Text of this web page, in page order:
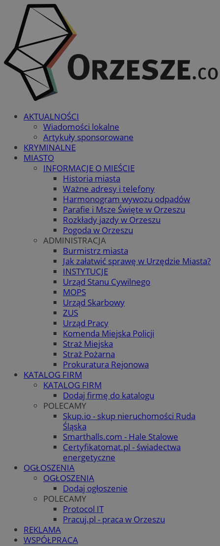
AKTUALNOŚCI
Wiadomości lokalne
Artykuły sponsorowane
KRYMINALNE
MIASTO
INFORMACJE O MIEŚCIE
Historia miasta
Ważne adresy i telefony
Harmonogram wywozu odpadów
Parafie i Msze Święte w Orzeszu
Rozkłady jazdy w Orzeszu
Pogoda w Orzeszu
ADMINISTRACJA
Burmistrz miasta
Jak załatwić sprawę w Urzędzie Miasta?
INSTYTUCJE
Urząd Stanu Cywilnego
MOPS
Urząd Skarbowy
ZUS
Urząd Pracy
Komenda Miejska Policji
Straż Miejska
Straż Pożarna
Prokuratura Rejonowa
KATALOG FIRM
KATALOG FIRM
Dodaj firmę do katalogu
POLECAMY
Skup.io - skup nieruchomości Ruda
Śląska
Smarthalls.com - Hale Stalowe
Certyfikatomat.pl - świadectwa
energetyczne
OGŁOSZENIA
OGŁOSZENIA
Dodaj ogłoszenie
POLECAMY
Protocol IT
Pracuj.pl - praca w Orzeszu
REKLAMA
WSPÓŁPRACA